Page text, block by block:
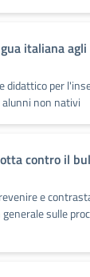
italiana
didattico per
non nativi
contro il
e
sulle